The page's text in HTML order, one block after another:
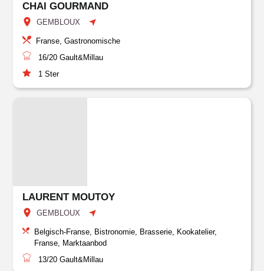
CHAI GOURMAND
GEMBLOUX
Franse, Gastronomische
16/20 Gault&Millau
1 Ster
LAURENT MOUTOY
GEMBLOUX
Belgisch-Franse, Bistronomie, Brasserie, Kookatelier,
Franse, Marktaanbod
13/20 Gault&Millau